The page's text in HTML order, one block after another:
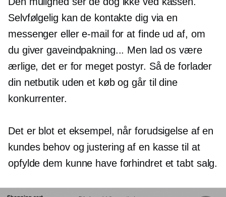
Selvfølgelig kan de kontakte dig via en
messenger eller e-mail for at finde ud af, om
du giver gaveindpakning... Men lad os være
ærlige, det er for meget postyr. Så de forlader
din netbutik uden et køb og går til dine
konkurrenter.
Det er blot et eksempel, når forudsigelse af en
kundes behov og justering af en kasse til at
opfylde dem kunne have forhindret et tabt salg.